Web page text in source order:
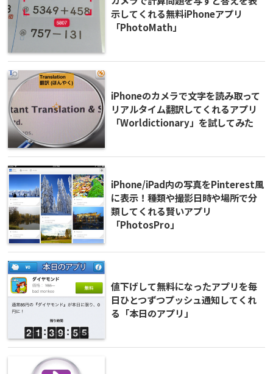
示してくれる無料iPhoneアプリ
「PhotoMath」
iPhoneのカメラで文字を読み取って
リアルタイム翻訳してくれるアプリ
「Worldictionary」を試してみた
iPhone/iPad内の写真をPinterest風
に表示！種類や撮影日時や場所で分
類してくれる賢いアプリ
「PhotosPro」
値下げして無料になったアプリを毎
日ひとつずつプッシュ通知してくれ
る「本日のアプリ」